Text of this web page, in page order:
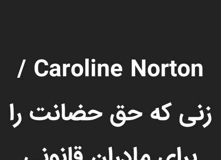
Caroline Norton /
زنی که حق حضانت را